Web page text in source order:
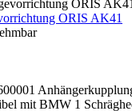
ORIS AK41